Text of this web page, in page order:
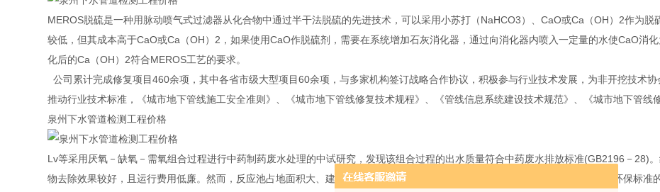
MEROS脱硫是一种用脉动喷气式过滤器从化合物中通过半干法脱硫的先进技术，可以采用小苏打（NaHCO3）、CaO或Ca（OH）2作为
较低，但其成本高于CaO或Ca（OH）2，如果使用CaO作脱硫剂，需要在系统增加石灰消化器，通过向消化器内喷入一定量的水使CaO消
化后的Ca（OH）2符合MEROS工艺的要求。
公司累计完成修复项目460余项，其中各省市级大型项目60余项，与多家机构签订战略合作协议，积极参与行业技术发展，为非开挖技术
推动行业技术标准，《城市地下管线施工安全准则》、《城市地下管线修复技术规程》、《管线信息系统建设技术规范》、《城市地下管线
泉州下水管道检测工程价格
Lv等采用厌氧－缺氧－需氧组合过程进行中药制药废水处理的中试研究，发现该组合过程的出水质量符合中药废水排放标准(GB2196－28)
物去除效果较好，且运行费用低廉。然而，反应池占地面积大、建设投资高、污泥产量大、运行维护麻烦等也是其固有缺点。随着环保标准